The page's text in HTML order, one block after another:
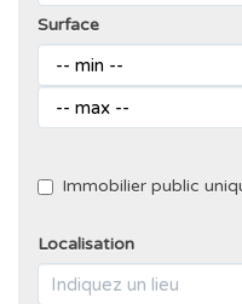
Surface
Immobilier public
Localisation